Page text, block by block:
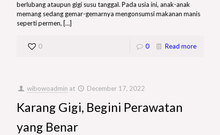
berlubang ataupun gigi susu tanggal. Pada usia ini, anak-anak
memang sedang gemar-gemarnya mengonsumsi makanan manis
seperti permen, […]
0 0 Read more
wibowoadmin at December 17, 2022
Karang Gigi, Begini Perawatan
yang Benar